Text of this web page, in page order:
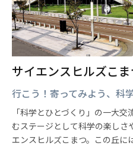
サイエンスヒルズこ
行こう！寄ってみよう、科学
「科学とひとづくり」の一大
むステージとして科学の楽しさ
エンスヒルズこまつ。この丘に